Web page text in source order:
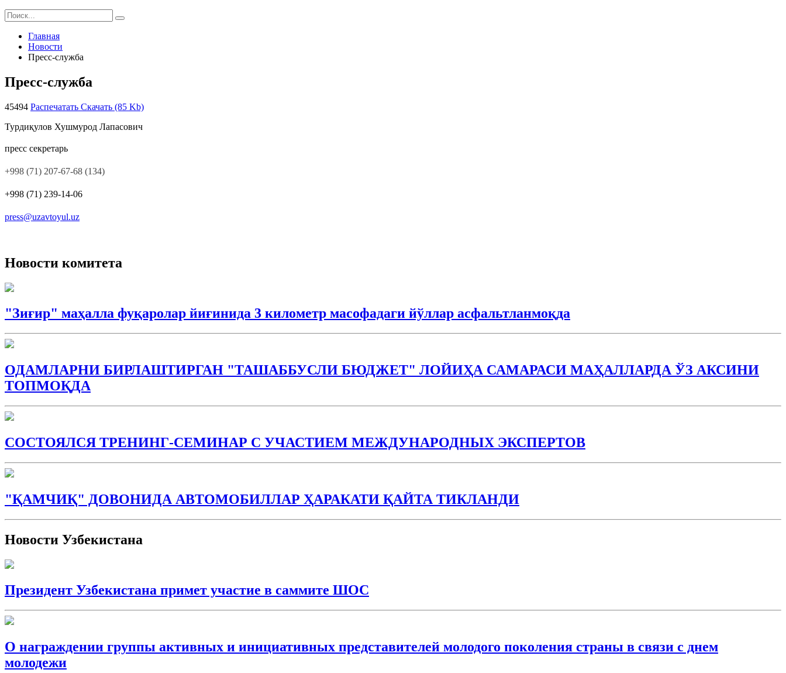
Главная
Новости
Пресс-служба
Пресс-служба
45494 Распечатать Скачать (85 Kb)
Турдиқулов Хушмурод Лапасович
пресс секретарь
+998 (71) 207-67-68 (134)
+998 (71) 239-14-06
press@uzavtoyul.uz
Новости комитета
"Зиғир" маҳалла фуқаролар йиғинида 3 километр масофадаги йўллар асфальтланмоқда
ОДАМЛАРНИ БИРЛАШТИРГАН "ТАШАББУСЛИ БЮДЖEТ" ЛОЙИҲА САМАРАСИ МАҲАЛЛАРДА ЎЗ АКСИНИ
ТОПМОҚДА
СОСТОЯЛСЯ ТРЕНИНГ-СЕМИНАР С УЧАСТИЕМ МЕЖДУНАРОДНЫХ ЭКСПЕРТОВ
"ҚАМЧИҚ" ДОВОНИДА АВТОМОБИЛЛАР ҲАРАКАТИ ҚАЙТА ТИКЛАНДИ
Новости Узбекистана
Президент Узбекистана примет участие в саммите ШОС
О награждении группы активных и инициативных представителей молодого поколения страны в связи с днем
молодежи